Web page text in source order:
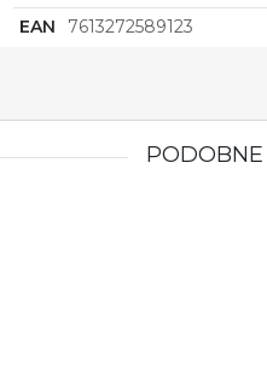
EAN
7613272589123
PODOBNE